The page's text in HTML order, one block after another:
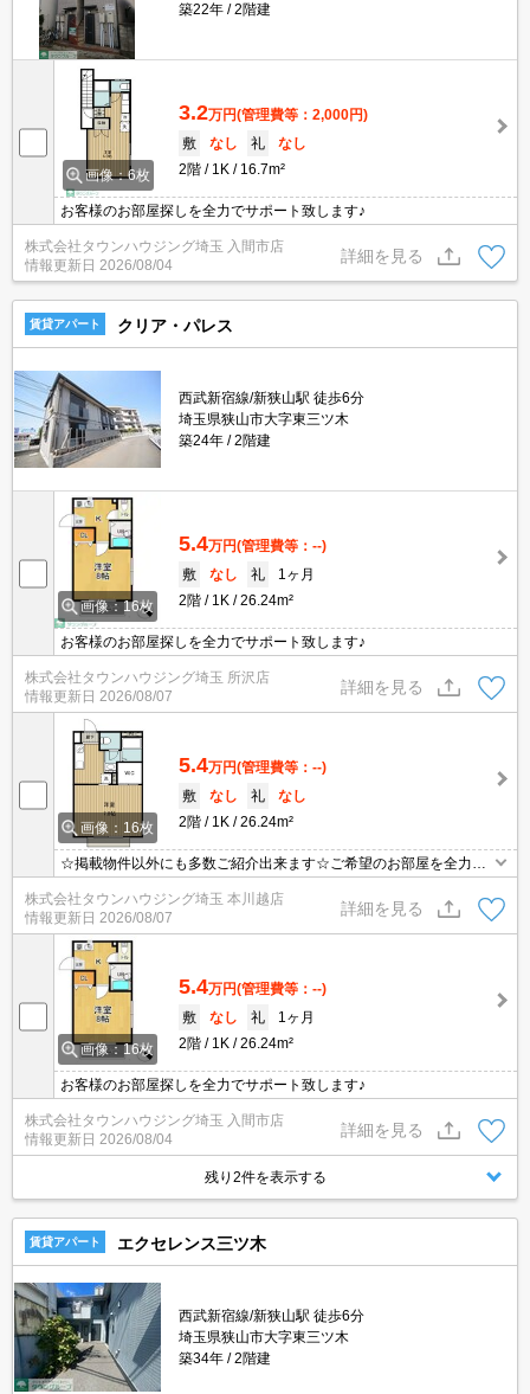
築22年
2階建
画像：6枚
3.2万円(管理費等：2,000円)
敷
なし 礼
なし
2階
1K 16.7m²
お客様のお部屋探しを全力でサポート致します♪
株式会社タウンハウジング埼玉 入間市店
情報更新日 2026/08/04
詳細を見る
賃貸アパート クリア・パレス
西武新宿線/新狭山駅 徒歩6分
埼玉県狭山市大字東三ツ木
築24年
2階建
画像：16枚
5.4万円(管理費等：--)
敷
なし 礼
1ヶ月
2階
1K 26.24m²
お客様のお部屋探しを全力でサポート致します♪
株式会社タウンハウジング埼玉 所沢店
情報更新日 2026/08/07
詳細を見る
画像：16枚
5.4万円(管理費等：--)
敷
なし 礼
なし
2階
1K 26.24m²
☆掲載物件以外にも多数ご紹介出来ます☆ご希望のお部屋を全力で
お探しさせて頂きます♪
株式会社タウンハウジング埼玉 本川越店
情報更新日 2026/08/07
詳細を見る
画像：16枚
5.4万円(管理費等：--)
敷
なし 礼
1ヶ月
2階
1K 26.24m²
お客様のお部屋探しを全力でサポート致します♪
株式会社タウンハウジング埼玉 入間市店
情報更新日 2026/08/04
詳細を見る
残り2件を表示する
賃貸アパート エクセレンス三ツ木
西武新宿線/新狭山駅 徒歩6分
埼玉県狭山市大字東三ツ木
築34年
2階建